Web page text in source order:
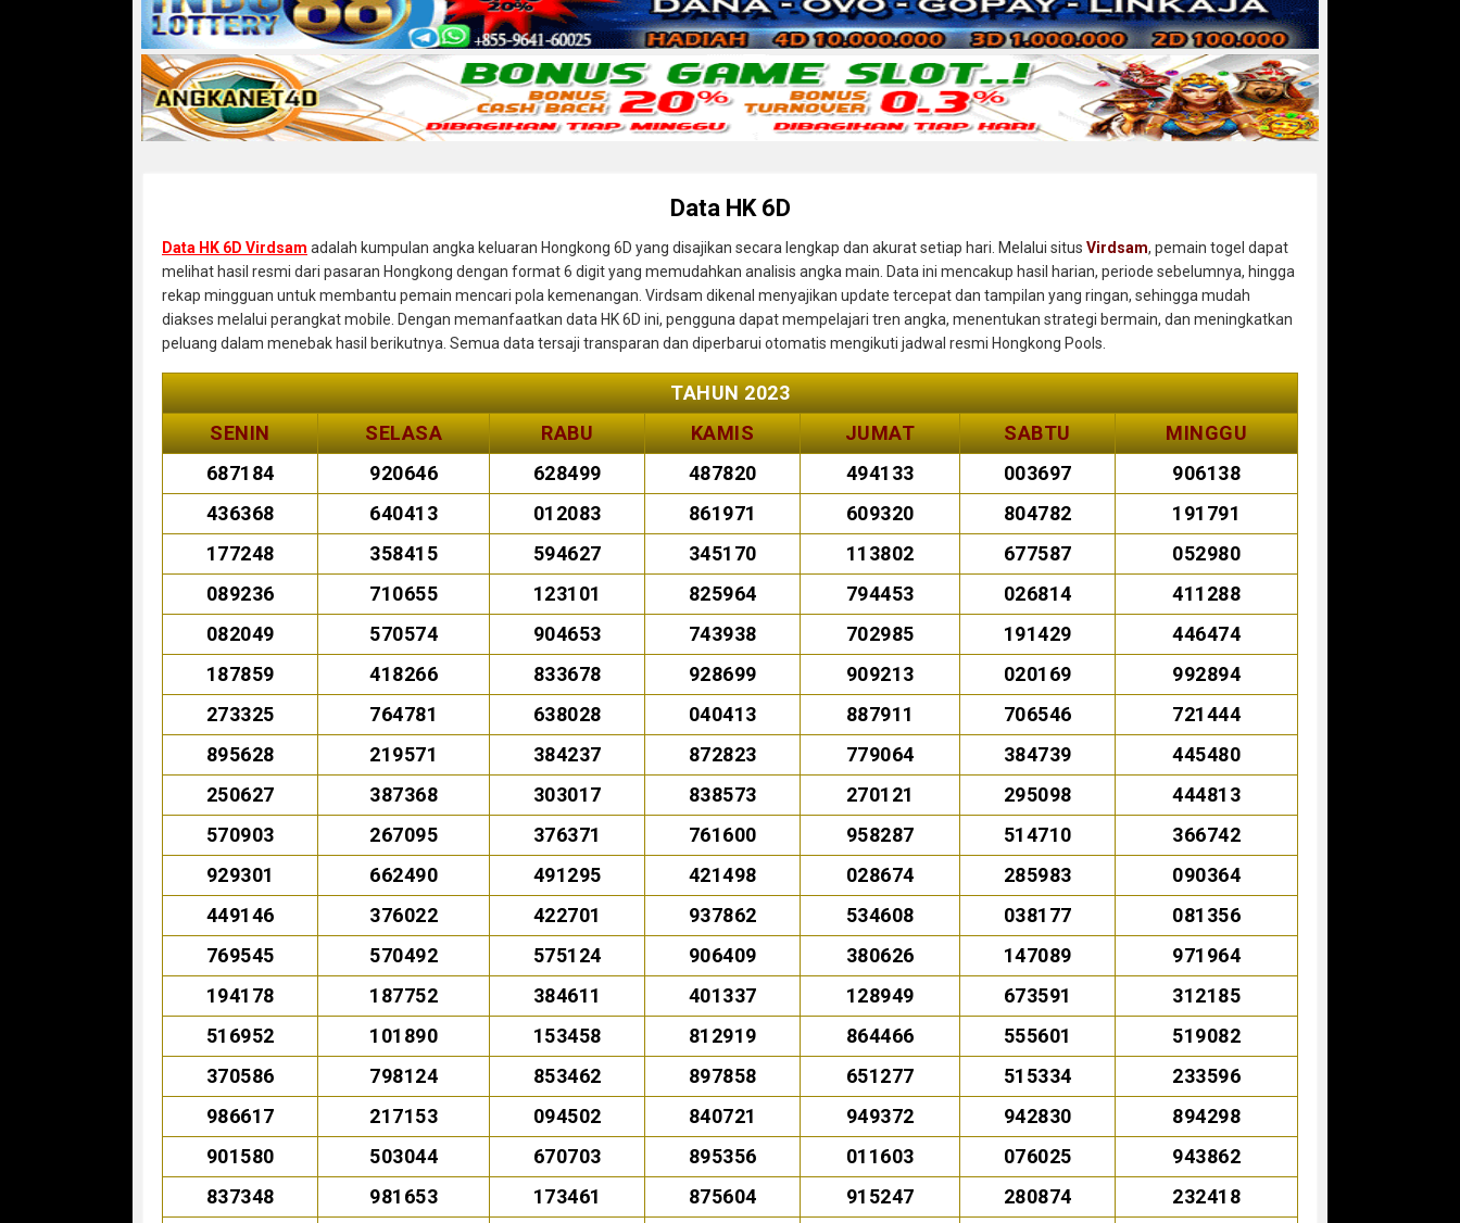
Data HK 6D
Data HK 6D Virdsam adalah kumpulan angka keluaran Hongkong 6D yang disajikan secara lengkap dan akurat setiap hari. Melalui situs Virdsam, pemain togel dapat
melihat hasil resmi dari pasaran Hongkong dengan format 6 digit yang memudahkan analisis angka main. Data ini mencakup hasil harian, periode sebelumnya, hingga
rekap mingguan untuk membantu pemain mencari pola kemenangan. Virdsam dikenal menyajikan update tercepat dan tampilan yang ringan, sehingga mudah
diakses melalui perangkat mobile. Dengan memanfaatkan data HK 6D ini, pengguna dapat mempelajari tren angka, menentukan strategi bermain, dan meningkatkan
peluang dalam menebak hasil berikutnya. Semua data tersaji transparan dan diperbarui otomatis mengikuti jadwal resmi Hongkong Pools.
TAHUN 2023
SENIN
SELASA RABU KAMIS JUMAT SABTU
MINGGU
687184
920646 628499 487820 494133 003697
906138
436368
640413 012083 861971 609320 804782
191791
177248
358415 594627 345170 113802 677587
052980
089236
710655 123101 825964 794453 026814
411288
082049
570574 904653 743938 702985 191429
446474
187859
418266 833678 928699 909213 020169
992894
273325
764781 638028 040413 887911 706546
721444
895628
219571 384237 872823 779064 384739
445480
250627
387368 303017 838573 270121 295098
444813
570903
267095 376371 761600 958287 514710
366742
929301
662490 491295 421498 028674 285983
090364
449146
376022 422701 937862 534608 038177
081356
769545
570492 575124 906409 380626 147089
971964
194178
187752 384611 401337 128949 673591
312185
516952
101890 153458 812919 864466 555601
519082
370586
798124 853462 897858 651277 515334
233596
986617
217153 094502 840721 949372 942830
894298
901580
503044 670703 895356 011603 076025
943862
837348
981653 173461 875604 915247 280874
232418